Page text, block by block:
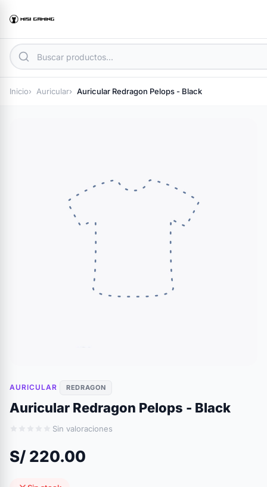
Inicio Auricular Auricular Redragon Pelops - Black
AURICULAR REDRAGON
Auricular Redragon Pelops - Black
Sin valoraciones
S/ 220.00